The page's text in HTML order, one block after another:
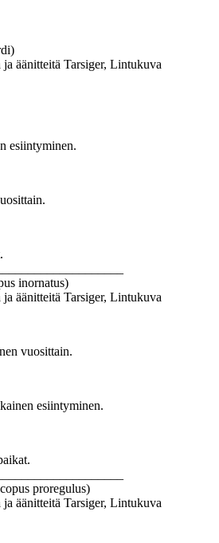
äänitteitä Tarsiger, Lintukuva
esiintyminen.
inornatus)
äänitteitä Tarsiger, Lintukuva
vuosittain.
esiintyminen.
proregulus)
äänitteitä Tarsiger, Lintukuva